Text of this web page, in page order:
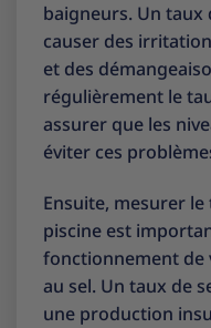
baigneurs. Un
causer des
et des
régulièrement le
assurer que les
éviter ces
Ensuite, mesurer
piscine est
fonctionnement de
au sel. Un taux de
une production